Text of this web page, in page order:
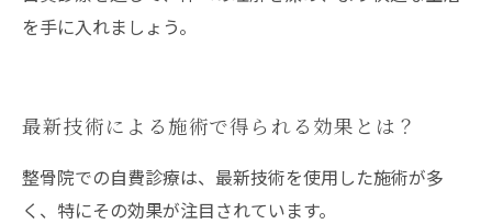
を手に入れましょう。
最新技術による施術で得られる効果とは？
整骨院での自費診療は、最新技術を使用した施術が多
く、特にその効果が注目されています。